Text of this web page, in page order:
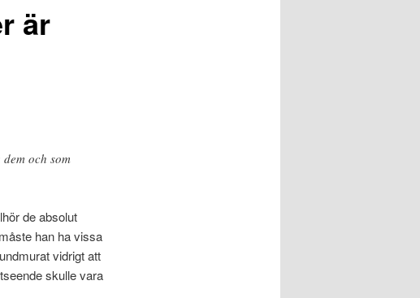
är
och som
de absolut
han ha vissa
vidrigt att
skulle vara